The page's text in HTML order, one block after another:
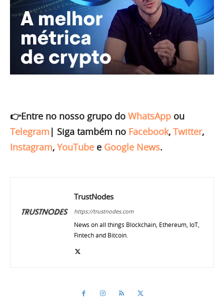
👉Entre no nosso grupo do WhatsApp ou
Telegram | Siga também no Facebook, Twitter,
Instagram, YouTube e Google News.
TrustNodes
https://trustnodes.com
News on all things Blockchain, Ethereum, IoT,
Fintech and Bitcoin.